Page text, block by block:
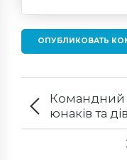
ОПУБЛИКОВАТЬ
Командний
юнаків та